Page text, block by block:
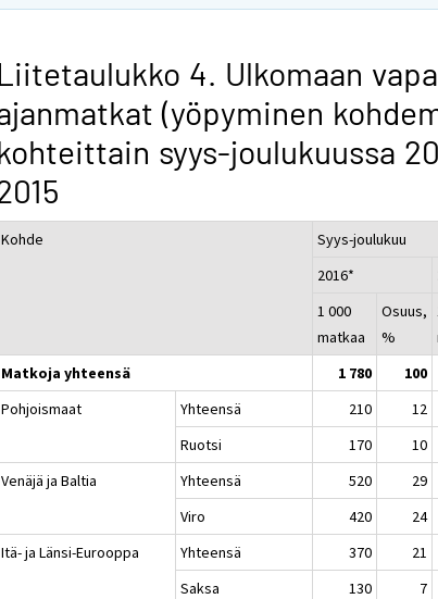
4. Ulkomaan
(yöpyminen
syys-joulukuussa
Kohde
Syys-joulukuu
2016*
1 000
matkaa
Osuus,
%
Matkoja yhteensä
1 780 100
Pohjoismaat
Yhteensä 210 12
Ruotsi
170 10
Venäjä ja Baltia
Yhteensä 520 29
Viro
420 24
Itä- ja Länsi-Eurooppa
Yhteensä 370 21
Saksa
130 7